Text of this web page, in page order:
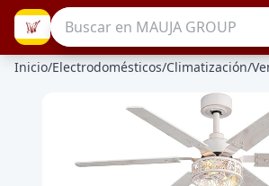
Inicio/Electrodomésticos/Climatización/